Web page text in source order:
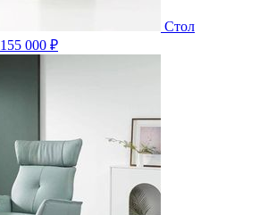
Стол
155 000 ₽